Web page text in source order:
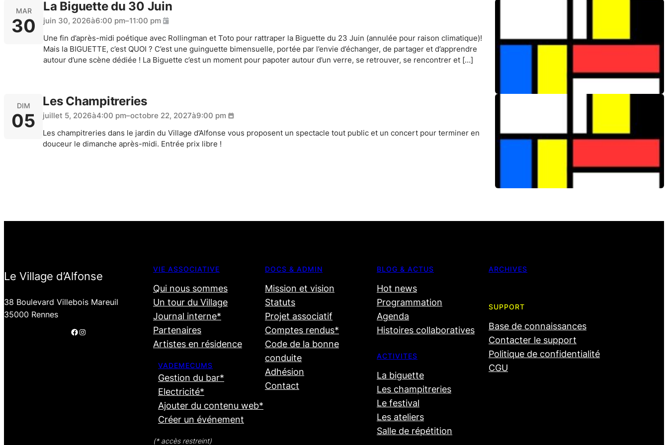
MAR
30
La Biguette du 30 Juin
juin 30, 2026à6:00 pm–11:00 pm
Une fin d’après-midi poétique avec Rollingman et Toto pour rattraper la Biguette du 23 Juin (annulée pour raison climatique)!
Mais la BIGUETTE, c’est QUOI ? C’est une guinguette bimensuelle, portée par l’envie d’échanger, de partager et d’apprendre
autour d’une scène dédiée ! La Biguette c’est un moment pour papoter autour d’un verre, se retrouver, se rencontrer et […]
DIM
05
Les Champitreries
juillet 5, 2026à4:00 pm–octobre 22, 2027à9:00 pm
Les champitreries dans le jardin du Village d’Alfonse vous proposent un spectacle tout public et un concert pour terminer en
douceur le dimanche après-midi. Entrée prix libre !
Le Village d’Alfonse
38 Boulevard Villebois Mareuil
35000 Rennes
Facebook Instagram
VIE ASSOCIATIVE
Qui nous sommes
Un tour du Village
Journal interne*
Partenaires
Artistes en résidence
VADEMECUMS
Gestion du bar*
Electricité*
Ajouter du contenu web*
Créer un événement
(* accès restreint)
DOCS & ADMIN
Mission et vision
Statuts
Projet associatif
Comptes rendus*
Code de la bonne
conduite
Adhésion
Contact
BLOG & ACTUS
Hot news
Programmation
Agenda
Histoires collaboratives
ACTIVITES
La biguette
Les champitreries
Le festival
Les ateliers
Salle de répétition
ARCHIVES
SUPPORT
Base de connaissances
Contacter le support
Politique de confidentialité
CGU